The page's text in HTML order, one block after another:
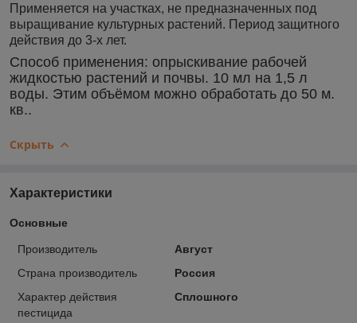
Применяется на участках, не предназначенных под
выращивание культурных растений. Период защитного
действия до 3-х лет.
Способ применения: опрыскивание рабочей
жидкостью растений и почвы. 10 мл на 1,5 л
воды. Этим объёмом можно обработать до 50 м.
кв..
Скрыть
Характеристики
Основные
Производитель
Август
Страна производитель
Россия
Характер действия
пестицида
Сплошного